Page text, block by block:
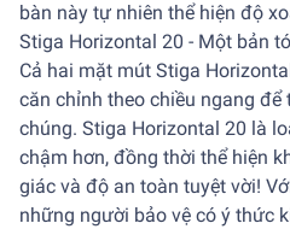
bàn này tự nhiên thể hiện độ
Stiga Horizontal 20 - Một bản
Cả hai mặt mút Stiga
căn chỉnh theo chiều ngang để
chúng. Stiga Horizontal 20 là
chậm hơn, đồng thời thể hiện
giác và độ an toàn tuyệt vời!
những người bảo vệ có ý thức